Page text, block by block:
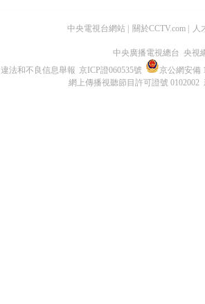
中央電視台網站 關於CCTV.com 人
中央廣播電視總台 央視
違法和不良信息舉報 京ICP證060535號
京公網安備
網上傳播視聽節目許可證號 0102002